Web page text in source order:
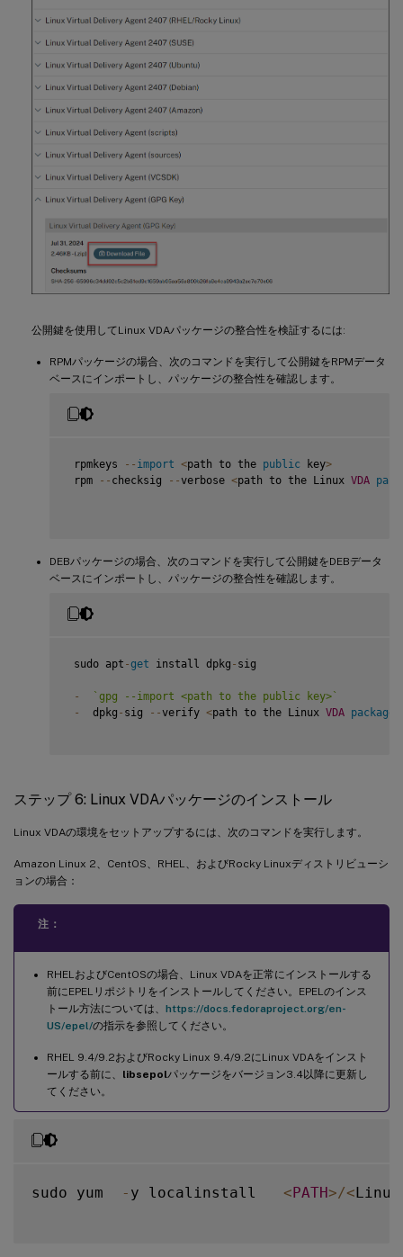
公開鍵を使用してLinux VDAパッケージの整合性を検証するには:
RPMパッケージの場合、次のコマンドを実行して公開鍵をRPMデータ
ベースにインポートし、パッケージの整合性を確認します。
rpmkeys -- import <path to the public key>
rpm
-- checksig --verbose <path to the Linux VDA
DEBパッケージの場合、次のコマンドを実行して公開鍵をDEBデータ
ベースにインポートし、パッケージの整合性を確認します。
sudo apt -get install dpkg - sig
- ` gpg --import <path to the public key> `
-
  dpkg
- sig --verify <path to the Linux VDA package
ステップ 6: Linux VDAパッケージのインストール
Linux VDAの環境をセットアップするには、次のコマンドを実行します。
Amazon Linux 2、CentOS、RHEL、およびRocky Linuxディストリビューシ
ョンの場合：
注：
RHELおよびCentOSの場合、Linux VDAを正常にインストールする
前にEPELリポジトリをインストールしてください。EPELのインス
トール方法については、 https://docs.fedoraproject.org/en-
US/epel/の指示を参照してください。
RHEL 9.4/9.2およびRocky Linux 9.4/9.2にLinux VDAをインスト
ールする前に、 libsepolパッケージをバージョン3.4以降に更新し
てください。
sudo yum - y localinstall < PATH>/<